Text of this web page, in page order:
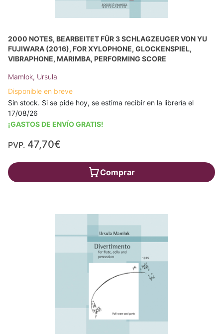
2000 NOTES, BEARBEITET FÜR 3 SCHLAGZEUGER VON YU
FUJIWARA (2016), FOR XYLOPHONE, GLOCKENSPIEL,
VIBRAPHONE, MARIMBA, PERFORMING SCORE
Mamlok, Ursula
Disponible en breve
Sin stock. Si se pide hoy, se estima recibir en la librería el
17/08/26
¡GASTOS DE ENVÍO GRATIS!
PVP. 47,70€
Comprar